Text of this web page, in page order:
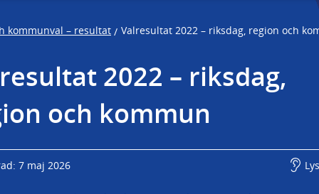
kommunval – resultat / Valresultat 2022 – riksdag, region och
2022 – riksdag,
och kommun
7 maj 2026